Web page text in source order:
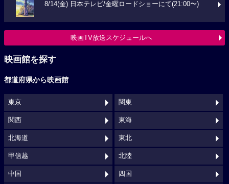
8/14(金) 日本テレビ/金曜ロードショーにて(21:00〜)
映画TV放送スケジュールへ
映画館を探す
都道府県から映画館
東京 関東
関西 東海
北海道 東北
甲信越 北陸
中国 四国